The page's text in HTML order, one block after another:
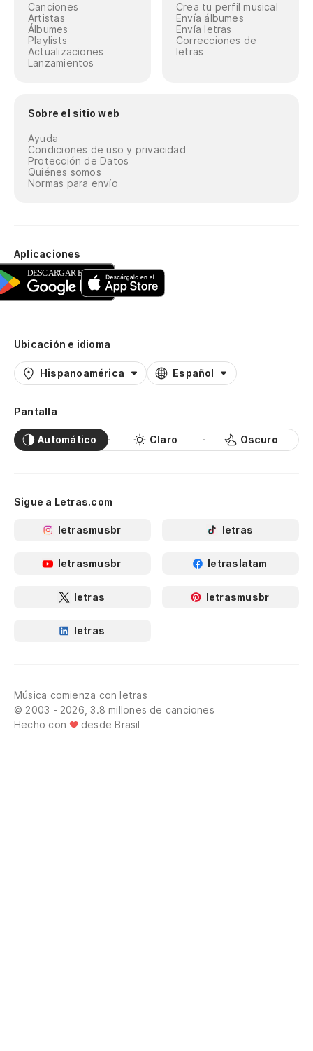
Canciones
Artistas
Álbumes
Playlists
Actualizaciones
Lanzamientos
Crea tu perfil musical
Envía álbumes
Envía letras
Correcciones de
letras
Sobre el sitio web
Ayuda
Condiciones de uso y privacidad
Protección de Datos
Quiénes somos
Normas para envío
Aplicaciones
Ubicación e idioma
Hispanoamérica Español
Pantalla
Automático Claro Oscuro
Sigue a Letras.com
letrasmusbr letras
letrasmusbr letraslatam
letras letrasmusbr
letras
Música comienza con letras
© 2003 - 2026, 3.8 millones de canciones
Hecho con
desde Brasil